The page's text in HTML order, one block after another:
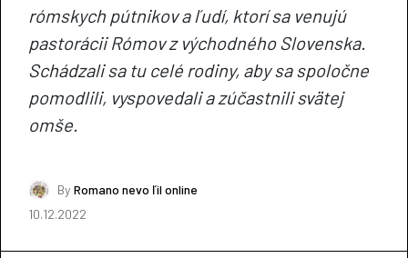
rómskych pútnikov a ľudí, ktorí sa venujú
pastorácii Rómov z východného Slovenska.
Schádzali sa tu celé rodiny, aby sa spoločne
pomodlili, vyspovedali a zúčastnili svätej
omše.
By Romano nevo ľil online
10.12.2022